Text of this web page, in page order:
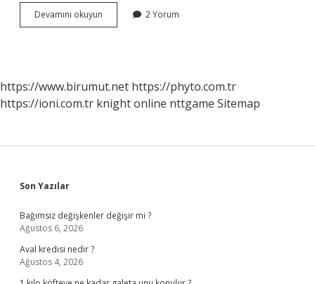
Devamını okuyun
Ismi
2 Yorum
https://www.birumut.net https://phyto.com.tr
https://ioni.com.tr knight online nttgame Sitemap
Sidebar
Son Yazılar
Bağımsız değişkenler değişir mi ?
Ağustos 6, 2026
Aval kredisi nedir ?
Ağustos 4, 2026